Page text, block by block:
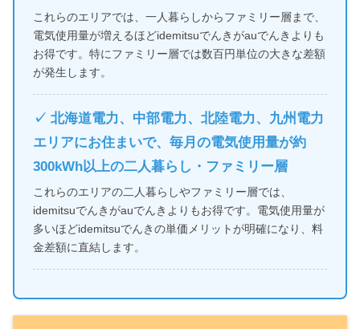
これらのエリアでは、一人暮らしからファミリー層まで、
電気使用量が増えるほどidemitsuでんきがauでんきよりも
お得です。特にファミリー層では数百円単位の大きな差額
が発生します。
✓ 北海道電力、中部電力、北陸電力、九州電力
エリアにお住まいで、毎月の電気使用量が約
300kWh以上の二人暮らし・ファミリー層
これらのエリアの二人暮らしやファミリー層では、
idemitsuでんきがauでんきよりもお得です。電気使用量が
多いほどidemitsuでんきの単価メリットが明確になり、料
金差額に直結します。